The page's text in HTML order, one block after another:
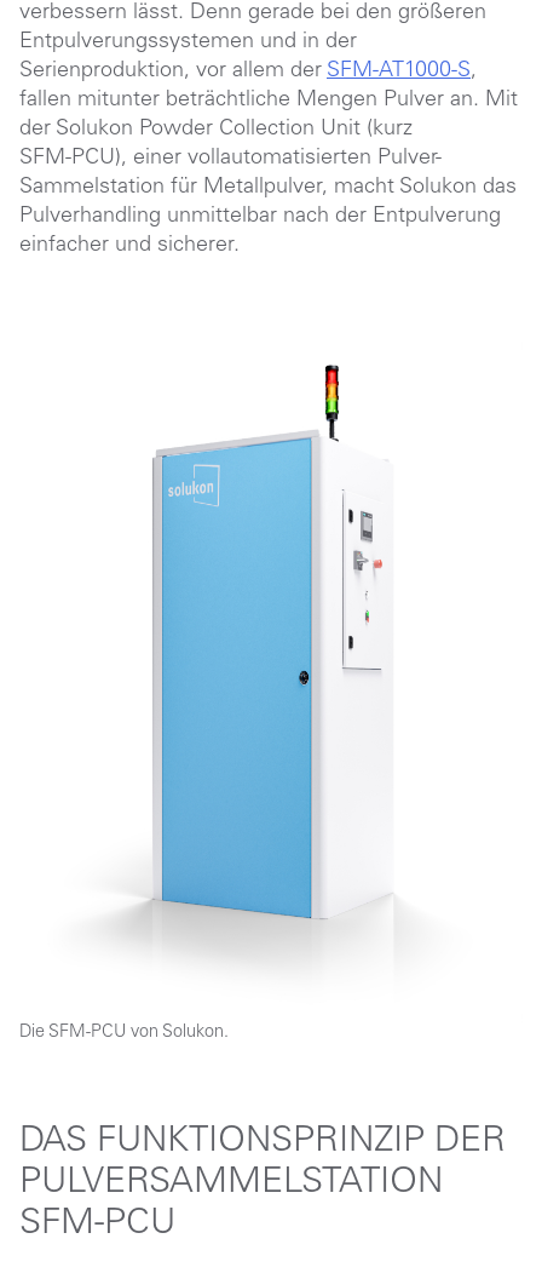
verbessern lässt. Denn gerade bei den größeren
Entpulverungssystemen und in der
Serienproduktion, vor allem der SFM-AT1000-S,
fallen mitunter beträchtliche Mengen Pulver an. Mit
der Solukon Powder Collection Unit (kurz
SFM-PCU), einer vollautomatisierten Pulver-
Sammelstation für Metallpulver, macht Solukon das
Pulverhandling unmittelbar nach der Entpulverung
einfacher und sicherer.
Die SFM-PCU von Solukon.
DAS FUNKTIONSPRINZIP DER
PULVERSAMMELSTATION
SFM-PCU